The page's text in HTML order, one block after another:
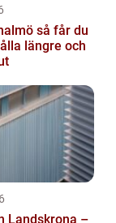
får du
längre och
Landskrona –